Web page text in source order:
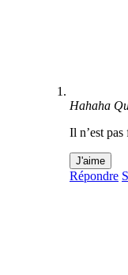
Hahaha
Il n’est pas
J'aime
Répondre